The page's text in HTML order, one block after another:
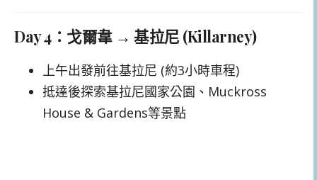
Day 4：戈爾韋 → 基拉尼 (Killarney)
上午出發前往基拉尼 (約3小時車程)
抵達後探索基拉尼國家公園、Muckross
House & Gardens等景點